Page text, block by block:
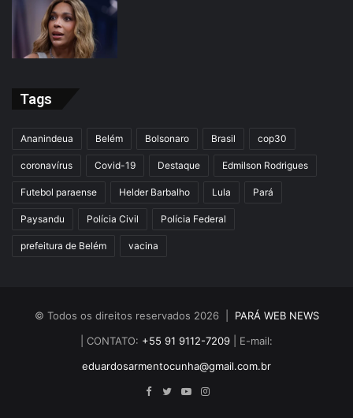
Tags
Ananindeua Belém Bolsonaro Brasil cop30
coronavírus Covid-19 Destaque Edmilson Rodrigues
Futebol paraense Helder Barbalho Lula Pará
Paysandu Polícia Civil Polícia Federal
prefeitura de Belém vacina
© Todos os direitos reservados 2026 | PARÁ WEB NEWS
| CONTATO: +55 91 9112-7209 | E-mail:
eduardosarmentocunha@gmail.com.br
Facebook
TwitterYouTubeInstagram